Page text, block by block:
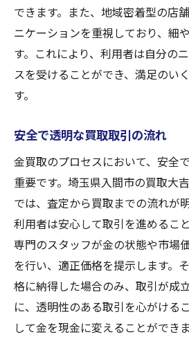
できます。また、地域密着型の店
ニケーションを重視しており、細
す。これにより、利用者は自分の
スを受けることができ、満足のい
す。
安全で透明な買取取引の流れ
金買取のプロセスにおいて、安全
重要です。埼玉県入間市の買取大
では、査定から買取までの流れが
利用者は安心して取引を進めるこ
専門のスタッフが金の状態や市場
を行い、適正価格を提示します。
格に納得した場合のみ、取引が成
に、透明性のある取引を心がける
して金を現金に変えることができ